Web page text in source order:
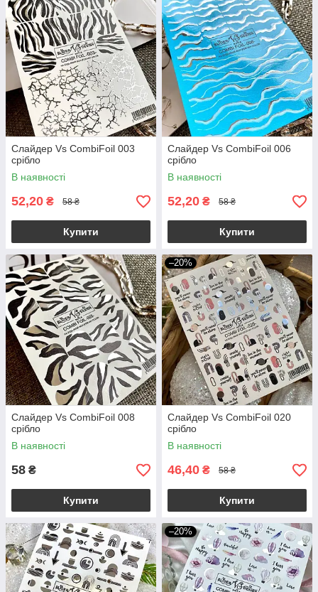
Слайдер Vs CombiFoil 003
срібло
В наявності
52,20 ₴ 58 ₴
Купити
Слайдер Vs CombiFoil 006
срібло
В наявності
52,20 ₴ 58 ₴
Купити
Слайдер Vs CombiFoil 008
срібло
В наявності
58 ₴
Купити
–20%
Слайдер Vs CombiFoil 020
срібло
В наявності
46,40 ₴ 58 ₴
Купити
–20%